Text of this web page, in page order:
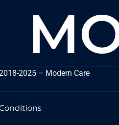
2025 – Modern Care